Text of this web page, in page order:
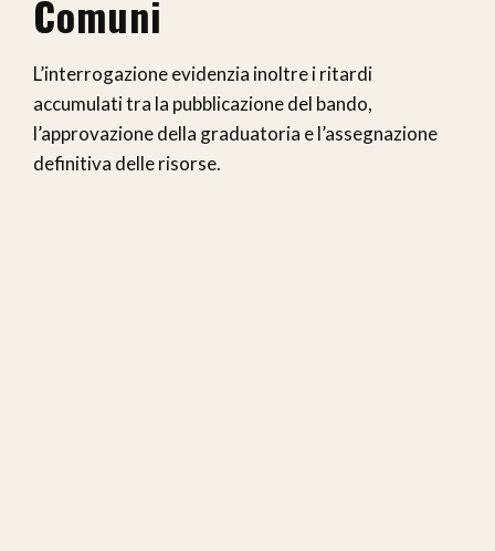
Comuni
L’interrogazione evidenzia inoltre i ritardi
accumulati tra la pubblicazione del bando,
l’approvazione della graduatoria e l’assegnazione
definitiva delle risorse.